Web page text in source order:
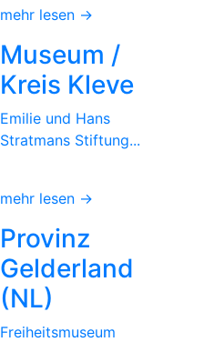
mehr lesen →
Museum /
Kreis Kleve
Emilie und Hans
Stratmans Stiftung...
mehr lesen →
Provinz
Gelderland
(NL)
Freiheitsmuseum